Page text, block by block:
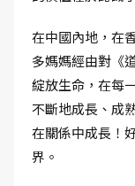
在中國內地，在
多媽媽經由對《
綻放生命，在每
不斷地成長、成
在關係中成長！
界。